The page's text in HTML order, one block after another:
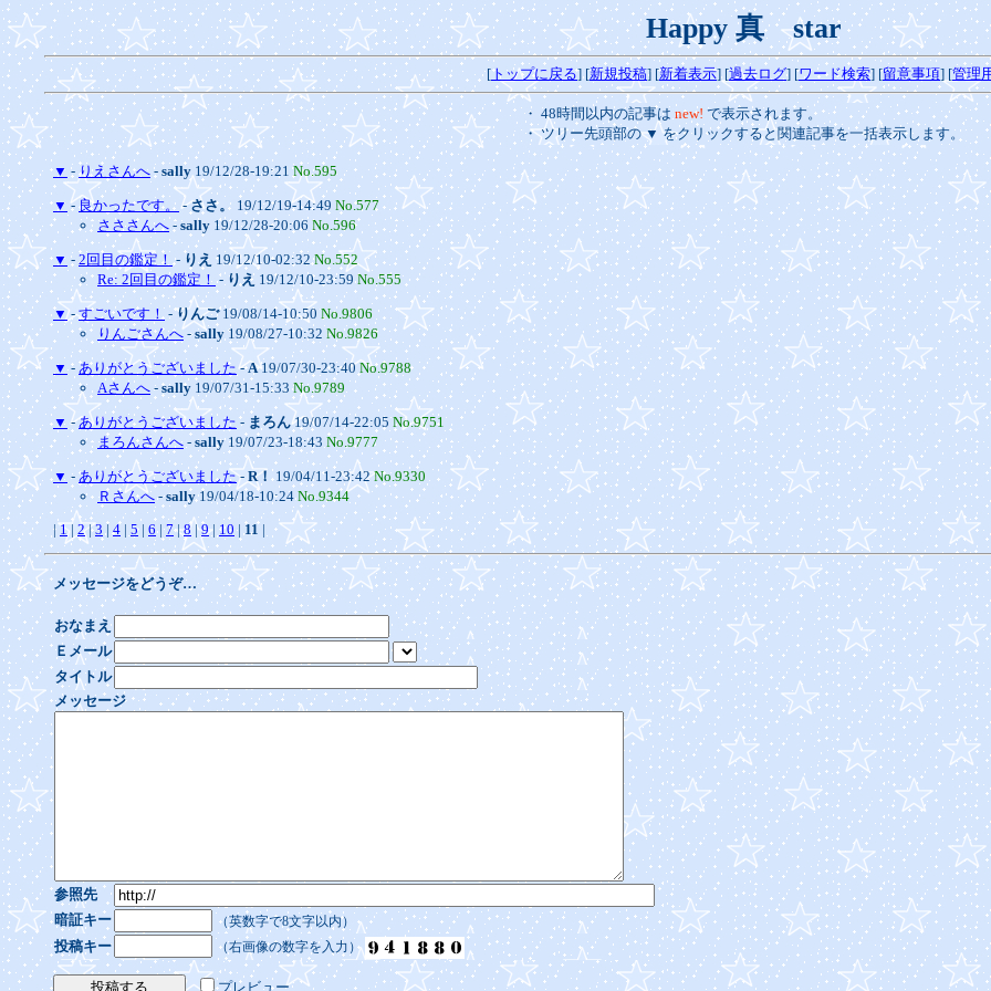
Happy 真 star
[トップに戻る] [新規投稿] [新着表示] [過去ログ] [ワード検索] [留意事項] [管理
・ 48時間以内の記事は new! で表示されます。
・ ツリー先頭部の ▼ をクリックすると関連記事を一括表示します。
▼ - りえさんへ - sally19/12/28-19:21No.595
▼ -良かったです。 -ささ。 19/12/19-14:49 No.577
さささんへ - sally 19/12/28-20:06 No.596
▼ - 2回目の鑑定！ - りえ 19/12/10-02:32No.552
Re: 2回目の鑑定！ - りえ 19/12/10-23:59No.555
▼-すごいです！ -りんご19/08/14-10:50No.9806
りんごさんへ-sally 19/08/27-10:32 No.9826
▼ - ありがとうございました -A19/07/30-23:40No.9788
Aさんへ - sally 19/07/31-15:33No.9789
▼ -ありがとうございました - まろん19/07/14-22:05No.9751
まろんさんへ - sally19/07/23-18:43 No.9777
▼ - ありがとうございました- R！19/04/11-23:42No.9330
Ｒさんへ-sally19/04/18-10:24No.9344
|1| 2|3 |4 | 5| 6|7|8|9| 10 |11 |
メッセージをどうぞ…
おなまえ
Ｅメール
タイトル
メッセージ
参照先
暗証キー
（英数字で8文字以内）
投稿キー （右画像の数字を入力）
プレビュー